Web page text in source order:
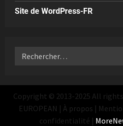
Site de WordPress-FR
Copyright © 2013-2025 All
EUROPEAN | À propos |
confidentialité |